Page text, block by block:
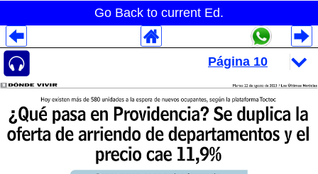
Go Back to current Ed.
Despliegues Analytics
Despliegues Totales
Despliegues por Rubros